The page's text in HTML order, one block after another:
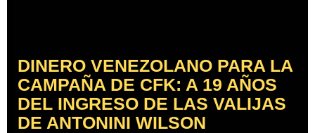
DINERO VENEZOLANO PARA LA
CAMPAÑA DE CFK: A 19 AÑOS
DEL INGRESO DE LAS VALIJAS
DE ANTONINI WILSON